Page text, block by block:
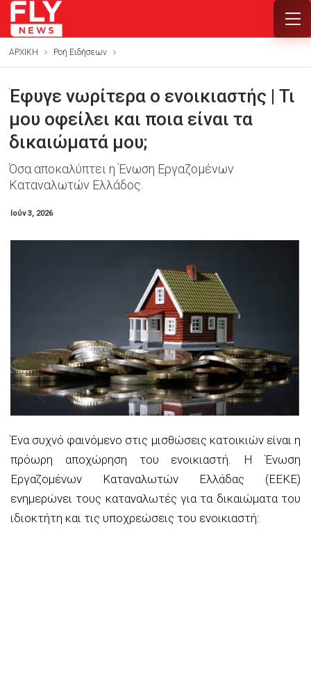
ΑΡΧΙΚΗ Ροή Ειδήσεων
Έφυγε νωρίτερα ο ενοικιαστής | Τι
μου οφείλει και ποια είναι τα
δικαιώματά μου;
Όσα αποκαλύπτει η Ένωση Εργαζομένων
Καταναλωτών Ελλάδος.
Ιούν 3, 2026
Ένα συχνό φαινόμενο στις μισθώσεις κατοικιών είναι η
πρόωρη αποχώρηση του ενοικιαστή. Η Ένωση
Εργαζομένων Καταναλωτών Ελλάδας (ΕΕΚΕ)
ενημερώνει τους καταναλωτές για τα δικαιώματα του
ιδιοκτήτη και τις υποχρεώσεις του ενοικιαστή: